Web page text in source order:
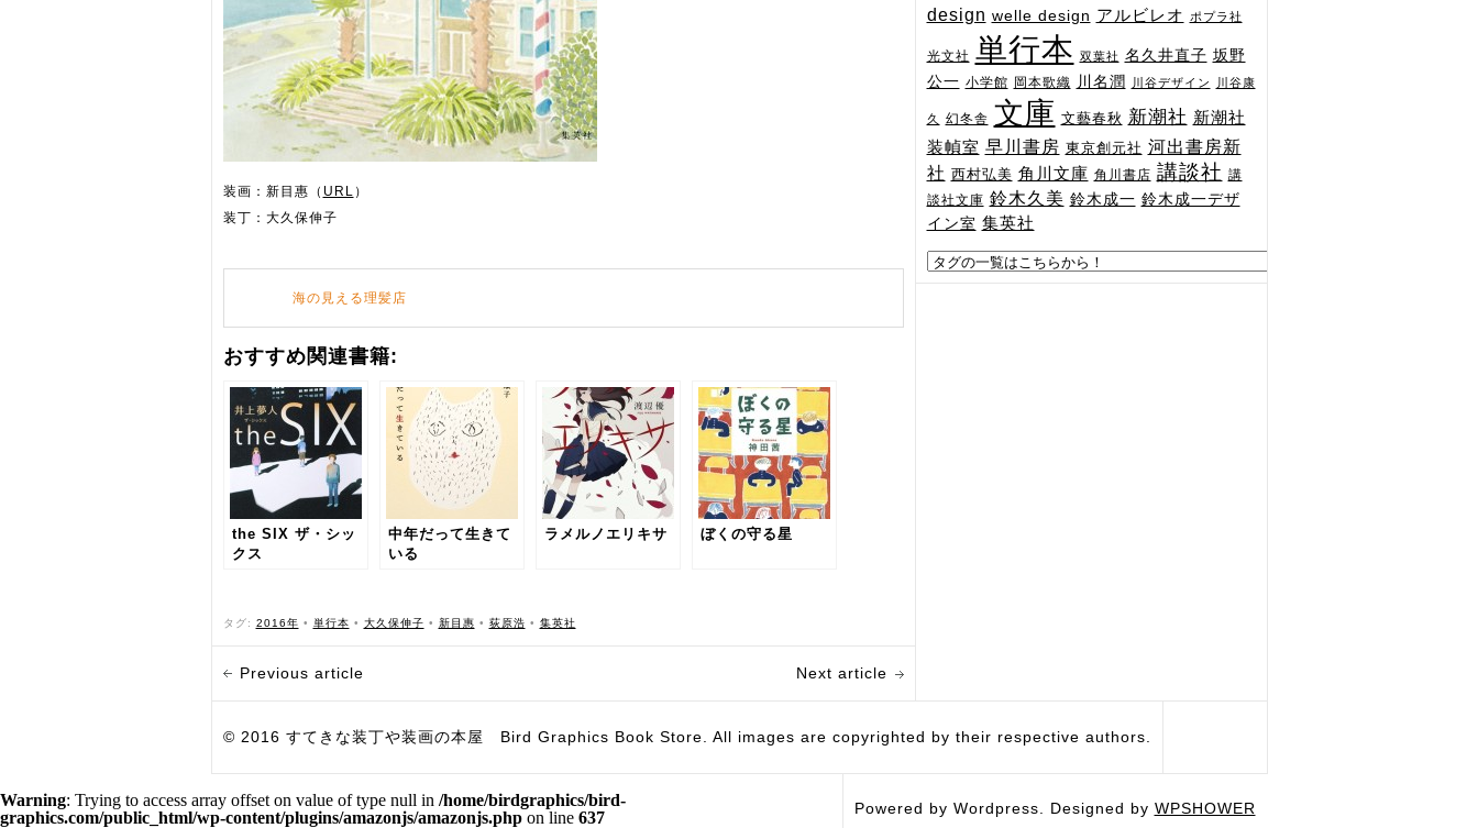
design welle design アルビレオ ポプラ社
光文社 単行本 双葉社 名久井直子 坂野
公一 小学館 岡本歌織 川名潤 川谷デザイン 川谷康
久 幻冬舎 文庫 文藝春秋 新潮社 新潮社
装幀室 早川書房 東京創元社 河出書房新
社 西村弘美 角川文庫 角川書店 講談社 講
談社文庫 鈴木久美 鈴木成一 鈴木成一デザ
イン室 集英社
装画：新目惠（ URL ）
装丁：大久保伸子
海の見える理髪店
おすすめ関連書籍:
the SIX ザ・シッ
クス
中年だって生きて
いる
ラメルノエリキサ ぼくの守る星
タグ: 2016年 • 単行本 • 大久保伸子 • 新目惠 • 荻原浩 • 集英社
Previous article Next article
© 2016 すてきな装丁や装画の本屋 Bird Graphics Book Store. All images are copyrighted by their respective authors.
Powered by Wordpress. Designed by WPSHOWER
Warning: Trying to access array offset on value of type null in /home/birdgraphics/bird-
graphics.com/public_html/wp-content/plugins/amazonjs/amazonjs.php on line 637